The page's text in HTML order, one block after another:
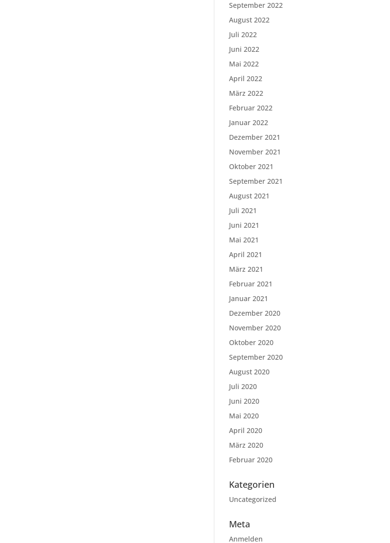
September 2022
August 2022
Juli 2022
Juni 2022
Mai 2022
April 2022
März 2022
Februar 2022
Januar 2022
Dezember 2021
November 2021
Oktober 2021
September 2021
August 2021
Juli 2021
Juni 2021
Mai 2021
April 2021
März 2021
Februar 2021
Januar 2021
Dezember 2020
November 2020
Oktober 2020
September 2020
August 2020
Juli 2020
Juni 2020
Mai 2020
April 2020
März 2020
Februar 2020
Kategorien
Uncategorized
Meta
Anmelden